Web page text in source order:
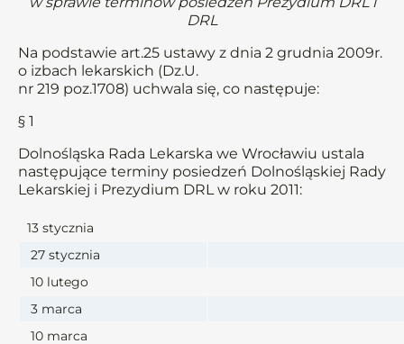
DRL
Na podstawie art.25 ustawy z dnia 2 grudnia 2009r.
o izbach lekarskich (Dz.U.
nr 219 poz.1708) uchwala się, co następuje:
§ 1
Dolnośląska Rada Lekarska we Wrocławiu ustala
następujące terminy posiedzeń Dolnośląskiej Rady
Lekarskiej i Prezydium DRL w roku 2011:
13 stycznia
27 stycznia
10 lutego
3 marca
10 marca